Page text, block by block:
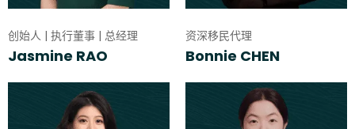
创始人 | 执行董事 | 总经理
Jasmine RAO
资深移民代理
Bonnie CHEN